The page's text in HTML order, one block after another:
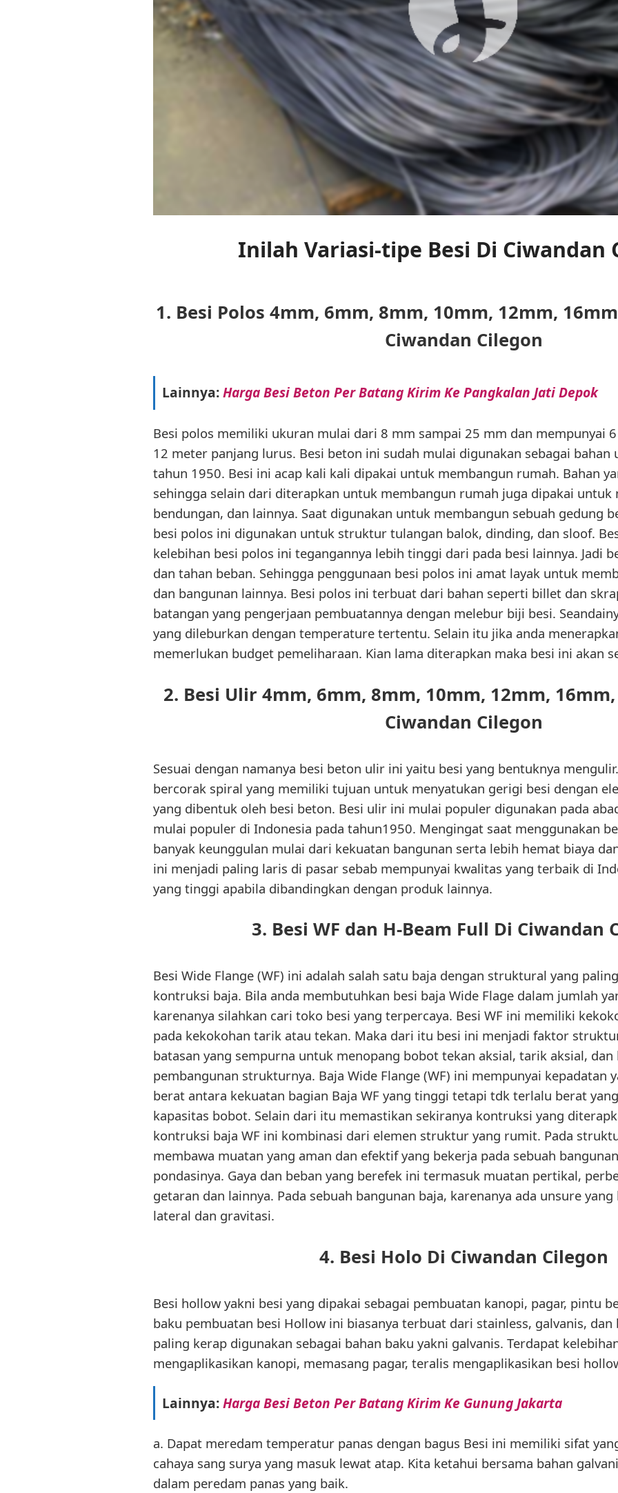
Inilah Variasi-tipe Besi Di Ciwandan
1. Besi Polos 4mm, 6mm, 8mm, 10mm, 12mm,
Ciwandan Cilegon
Lainnya:Harga Besi Beton Per Batang Kirim Ke Pangkalan Jati Depok
Besi polos memiliki ukuran mulai dari 8 mm sampai 25 mm dan mempunyai
12 meter panjang lurus. Besi beton ini sudah mulai digunakan sebagai bahan
tahun 1950. Besi ini acap kali kali dipakai untuk membangun rumah. Bahan
sehingga selain dari diterapkan untuk membangun rumah juga dipakai
bendungan, dan lainnya. Saat digunakan untuk membangun sebuah gedung
besi polos ini digunakan untuk struktur tulangan balok, dinding, dan sloof.
kelebihan besi polos ini tegangannya lebih tinggi dari pada besi lainnya. Jadi
dan tahan beban. Sehingga penggunaan besi polos ini amat layak untuk
dan bangunan lainnya. Besi polos ini terbuat dari bahan seperti billet dan
batangan yang pengerjaan pembuatannya dengan melebur biji besi.
yang dileburkan dengan temperature tertentu. Selain itu jika anda
memerlukan budget pemeliharaan. Kian lama diterapkan maka besi ini akan
2. Besi Ulir 4mm, 6mm, 8mm, 10mm, 12mm,
Ciwandan Cilegon
Sesuai dengan namanya besi beton ulir ini yaitu besi yang bentuknya
bercorak spiral yang memiliki tujuan untuk menyatukan gerigi besi dengan
yang dibentuk oleh besi beton. Besi ulir ini mulai populer digunakan pada
mulai populer di Indonesia pada tahun1950. Mengingat saat menggunakan
banyak keunggulan mulai dari kekuatan bangunan serta lebih hemat biaya
ini menjadi paling laris di pasar sebab mempunyai kwalitas yang terbaik di
yang tinggi apabila dibandingkan dengan produk lainnya.
3. Besi WF dan H-Beam Full Di Ciwandan
Besi Wide Flange (WF) ini adalah salah satu baja dengan struktural yang
kontruksi baja. Bila anda membutuhkan besi baja Wide Flage dalam jumlah
karenanya silahkan cari toko besi yang terpercaya. Besi WF ini memiliki
pada kekokohan tarik atau tekan. Maka dari itu besi ini menjadi faktor
batasan yang sempurna untuk menopang bobot tekan aksial, tarik aksial,
pembangunan strukturnya. Baja Wide Flange (WF) ini mempunyai kepadatan
berat antara kekuatan bagian Baja WF yang tinggi tetapi tdk terlalu berat
kapasitas bobot. Selain dari itu memastikan sekiranya kontruksi yang
kontruksi baja WF ini kombinasi dari elemen struktur yang rumit. Pada
membawa muatan yang aman dan efektif yang bekerja pada sebuah
pondasinya. Gaya dan beban yang berefek ini termasuk muatan pertikal,
getaran dan lainnya. Pada sebuah bangunan baja, karenanya ada unsure
lateral dan gravitasi.
4. Besi Holo Di Ciwandan Cilegon
Besi hollow yakni besi yang dipakai sebagai pembuatan kanopi, pagar, pintu
baku pembuatan besi Hollow ini biasanya terbuat dari stainless, galvanis, dan
paling kerap digunakan sebagai bahan baku yakni galvanis. Terdapat
mengaplikasikan kanopi, memasang pagar, teralis mengaplikasikan besi
Lainnya:Harga Besi Beton Per Batang Kirim Ke Gunung Jakarta
a. Dapat meredam temperatur panas dengan bagus Besi ini memiliki sifat
cahaya sang surya yang masuk lewat atap. Kita ketahui bersama bahan
dalam peredam panas yang baik.